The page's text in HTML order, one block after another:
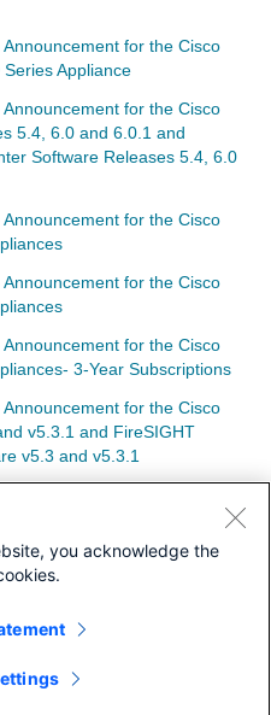
for the Cisco
Appliance
for the Cisco
5.4, 6.0 and 6.0.1 and
Software Releases 5.4, 6.0
for the Cisco
for the Cisco
for the Cisco
3-Year Subscriptions
for the Cisco
v5.3.1 and FireSIGHT
v5.3 and v5.3.1
you acknowledge the